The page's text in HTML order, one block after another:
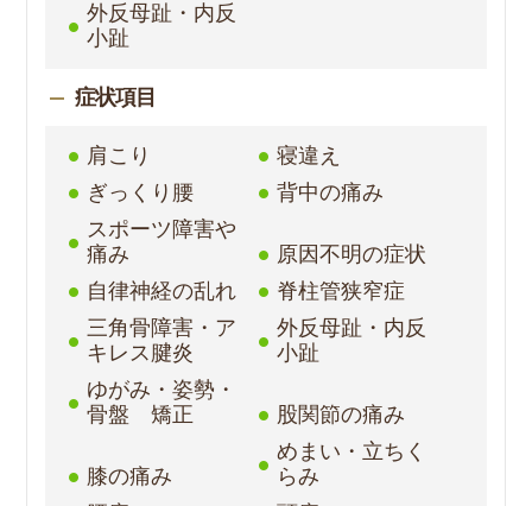
外反母趾・内反
小趾
症状項目
肩こり
寝違え
ぎっくり腰
背中の痛み
スポーツ障害や
痛み
原因不明の症状
自律神経の乱れ
脊柱管狭窄症
三角骨障害・ア
キレス腱炎
外反母趾・内反
小趾
ゆがみ・姿勢・
骨盤 矯正
股関節の痛み
膝の痛み
めまい・立ちく
らみ